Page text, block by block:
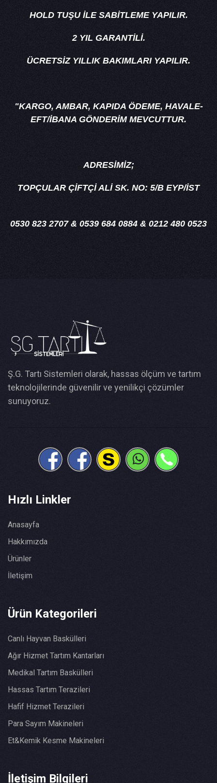
HOLD TUŞU İLE SABİTLEME YAPILIR.
2 YIL GARANTİLİ.
ÜCRETSİZ YILLIK BAKIMLARI YAPILIR.
"KARGO, AMBAR, KAPIDA ÖDEME, HAVALE-
EFT/İBANA GÖNDERİM MEVCUTTUR.
ADRESİMİZ;
TOPÇULAR ÇİFTÇİ ALİ SK. NO: 5/B EYP/İST
0530 823 2707 & 0539 684 0884 & 0212 480 0523
Ş.G. Tartı Sistemleri olarak, hassas ölçüm ve tartım
teknolojilerinde güvenilir ve yenilikçi çözümler
sunuyoruz.
Hızlı Linkler
Anasayfa
Hakkımızda
Ürünler
İletişim
Ürün Kategorileri
Canlı Hayvan Baskülleri
Ağır Hizmet Tartım Kantarları
Medikal Tartım Baskülleri
Hassas Tartım Terazileri
Hafif Hizmet Terazileri
Para Sayım Makineleri
Et&Kemik Kesme Makineleri
İletişim Bilgileri